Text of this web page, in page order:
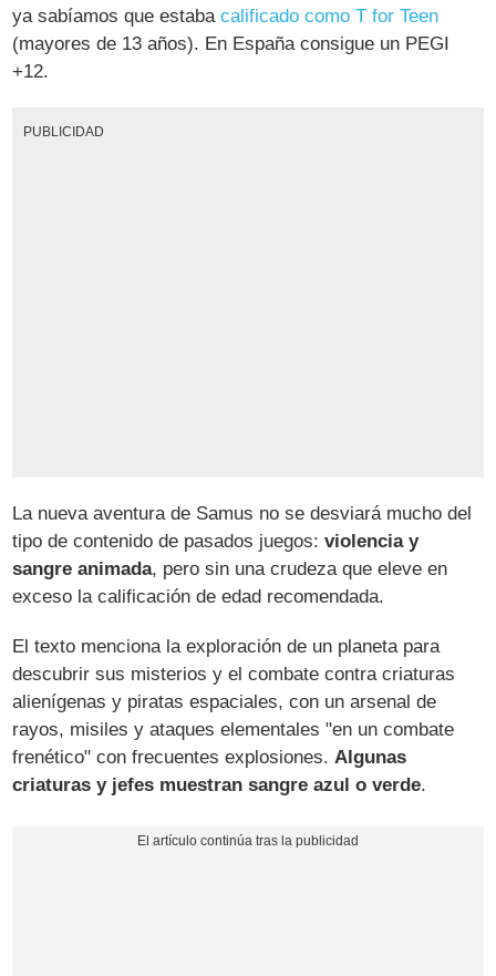
ya sabíamos que estabacalificado como T for Teen
(mayores de 13 años). En España consigue un PEGI
+12.
PUBLICIDAD
La nueva aventura de Samus no se desviará mucho del
tipo de contenido de pasados juegos:violencia y
sangre animada, pero sin una crudeza que eleve en
exceso la calificación de edad recomendada.
El texto menciona la exploración de un planeta para
descubrir sus misterios y el combate contra criaturas
alienígenas y piratas espaciales, con un arsenal de
rayos, misiles y ataques elementales "en un combate
frenético" con frecuentes explosiones. Algunas
criaturas y jefes muestran sangre azul o verde.